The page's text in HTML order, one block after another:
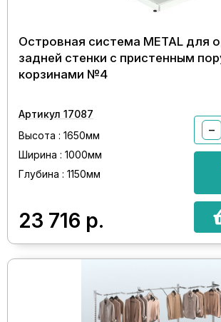
Островная система METAL для
задней стенки с пристенным
корзинами №4
Артикул 17087
Высота : 1650мм
Ширина : 1000мм
Глубина : 1150мм
23 716 р.
−